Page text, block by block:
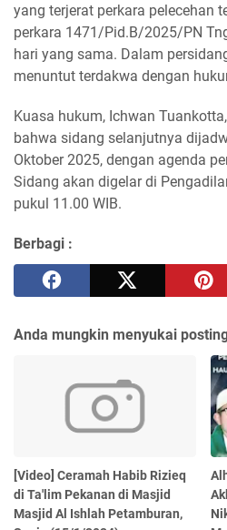
yang terjerat perkara pelecehan
perkara 1471/Pid.B/2025/PN
hari yang sama. Dalam
menuntut terdakwa dengan
Kuasa hukum, Ichwan
bahwa sidang selanjutnya
Oktober 2025, dengan agenda
Sidang akan digelar di
pukul 11.00 WIB.
Berbagi :
Anda mungkin menyukai
[Video] Ceramah Habib Rizieq
di Ta'lim Pekanan di Masjid
Masjid Al Ishlah Petamburan,